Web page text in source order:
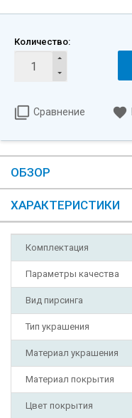
Количество:
Сравнение
ОБЗОР
ХАРАКТЕРИСТИКИ
Комплектация
Параметры качества
Вид пирсинга
Тип украшения
Материал украшения
Материал покрытия
Цвет покрытия